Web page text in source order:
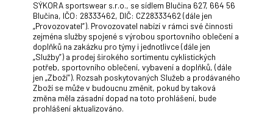
SÝKORA sportswear s.r.o., se sídlem Blučina 627, 664 56
Blučina, IČO: 28333462, DIČ: CZ28333462 (dále jen
„Provozovatel”). Provozovatel nabízí v rámci své činnosti
zejména služby spojené s výrobou sportovního oblečení a
doplňků na zakázku pro týmy i jednotlivce (dále jen
„Služby”) a prodej širokého sortimentu cyklistických
potřeb, sportovního oblečení, vybavení a doplňků, (dále
jen „Zboží”). Rozsah poskytovaných Služeb a prodávaného
Zboží se může v budoucnu změnit, pokud by taková
změna měla zásadní dopad na toto prohlášení, bude
prohlášení aktualizováno.